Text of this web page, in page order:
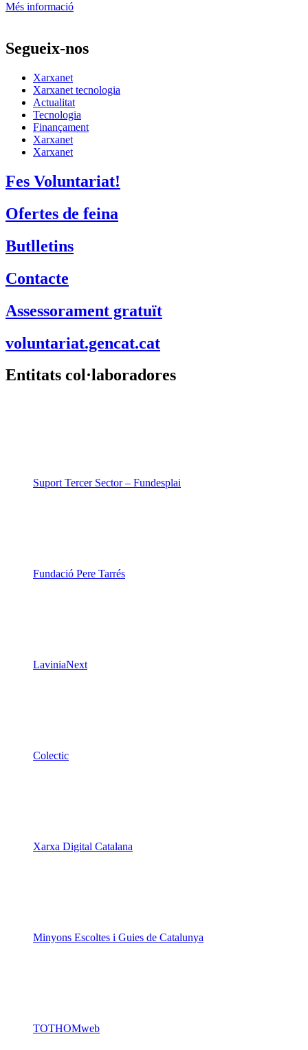
Més informació
Segueix-nos
Xarxanet
Xarxanet tecnologia
Actualitat
Tecnologia
Finançament
Xarxanet
Xarxanet
Fes Voluntariat!
Ofertes de feina
Butlletins
Contacte
Assessorament gratuït
voluntariat.gencat.cat
Entitats col·laboradores
Suport Tercer Sector – Fundesplai
Fundació Pere Tarrés
LaviniaNext
Colectic
Xarxa Digital Catalana
Minyons Escoltes i Guies de Catalunya
TOTHOMweb